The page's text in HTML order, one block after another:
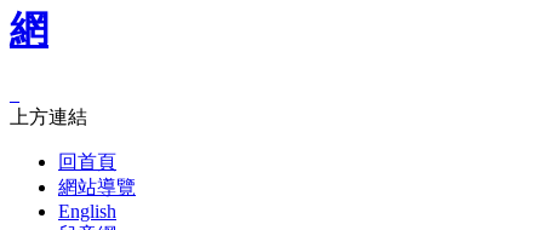
網
上方連結
回首頁
網站導覽
English